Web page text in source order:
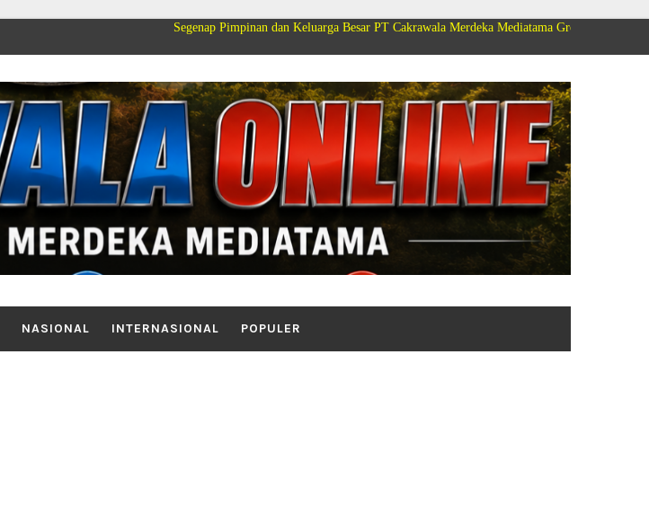
Segenap Pimpinan dan Keluarga Besar PT Cakrawala Merdeka Mediatama Group Mengucapkan Selamat
NASIONAL INTERNASIONAL POPULER